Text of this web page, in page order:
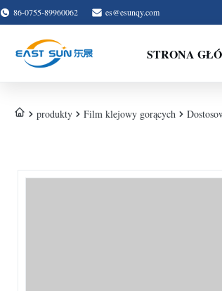
86-0755-89960062 es@esunqy.com
STRONA
produkty Film klejowy gorących